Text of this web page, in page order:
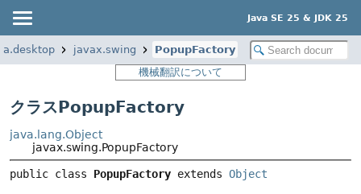
Java SE 25 & JDK 25
javax.swing
PopupFactory
機械翻訳について
クラスPopupFactory
java.lang.Object
javax.swing.PopupFactory
public class PopupFactory extends Object